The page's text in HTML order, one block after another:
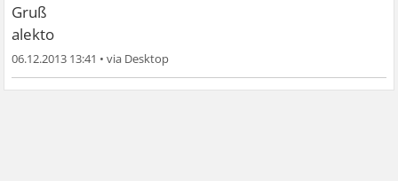
Gruß
alekto
06.12.2013 13:41 •